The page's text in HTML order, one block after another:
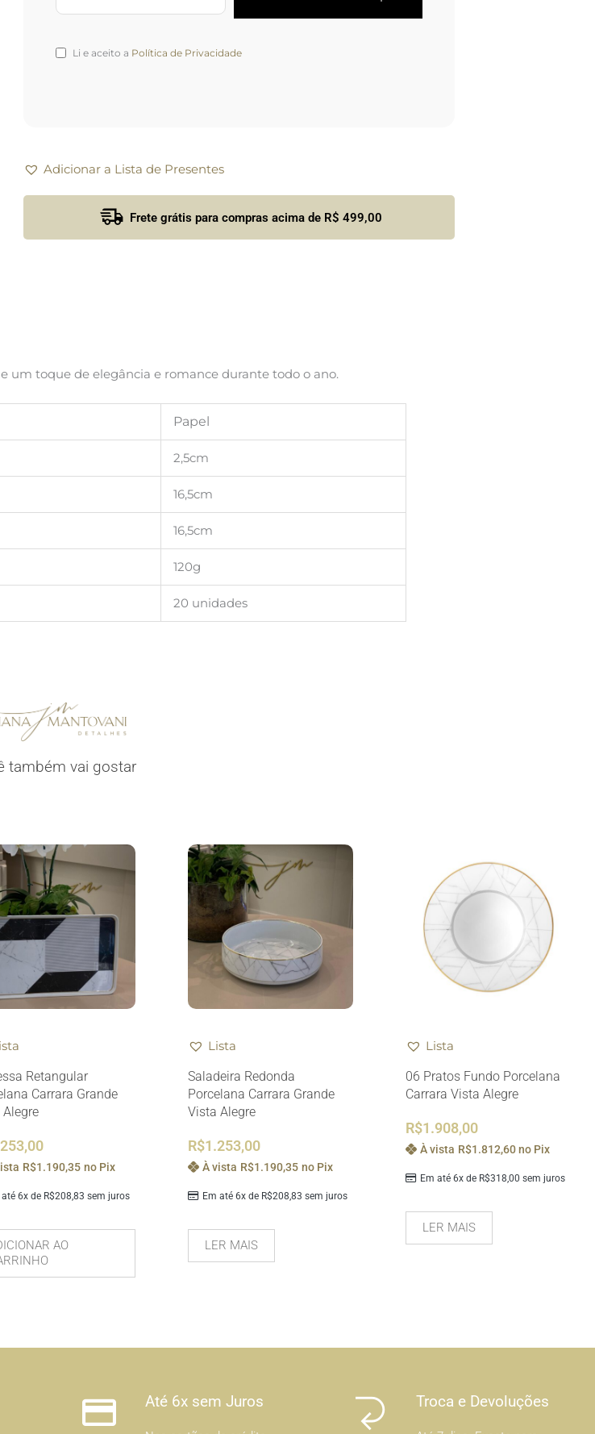
Li e aceito a Política de Privacidade
Adicionar a Lista de Presentes
Frete grátis para compras acima de R$ 499,00
um toque de elegância e romance durante todo o ano.
Papel
2,5cm
16,5cm
16,5cm
120g
20 unidades
também vai gostar
Retangular
Carrara Grande
até 6x de R$208,83 sem juros
R$1.190,35 no Pix
AO
Lista
Saladeira Redonda
Porcelana Carrara Grande
Vista Alegre
R$1.253,00
Em até 6x de R$208,83 sem juros
À vista R$1.190,35 no Pix
LER MAIS
Lista
06 Pratos Fundo Porcelana
Carrara Vista Alegre
R$1.908,00
Em até 6x de R$318,00 sem juros
À vista R$1.812,60 no Pix
LER MAIS
Até 6x sem Juros Troca e Devoluções